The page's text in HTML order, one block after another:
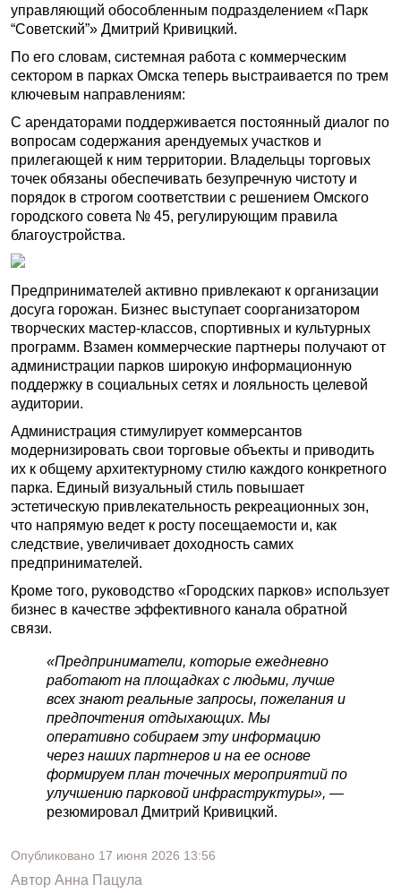
управляющий обособленным подразделением «Парк
“Советский”» Дмитрий Кривицкий.
По его словам, системная работа с коммерческим
сектором в парках Омска теперь выстраивается по трем
ключевым направлениям:
С арендаторами поддерживается постоянный диалог по
вопросам содержания арендуемых участков и
прилегающей к ним территории. Владельцы торговых
точек обязаны обеспечивать безупречную чистоту и
порядок в строгом соответствии с решением Омского
городского совета № 45, регулирующим правила
благоустройства.
Предпринимателей активно привлекают к организации
досуга горожан. Бизнес выступает соорганизатором
творческих мастер-классов, спортивных и культурных
программ. Взамен коммерческие партнеры получают от
администрации парков широкую информационную
поддержку в социальных сетях и лояльность целевой
аудитории.
Администрация стимулирует коммерсантов
модернизировать свои торговые объекты и приводить
их к общему архитектурному стилю каждого конкретного
парка. Единый визуальный стиль повышает
эстетическую привлекательность рекреационных зон,
что напрямую ведет к росту посещаемости и, как
следствие, увеличивает доходность самих
предпринимателей.
Кроме того, руководство «Городских парков» использует
бизнес в качестве эффективного канала обратной
связи.
«Предприниматели, которые ежедневно
работают на площадках с людьми, лучше
всех знают реальные запросы, пожелания и
предпочтения отдыхающих. Мы
оперативно собираем эту информацию
через наших партнеров и на ее основе
формируем план точечных мероприятий по
улучшению парковой инфраструктуры», —
резюмировал Дмитрий Кривицкий.
Опубликовано 17 июня 2026 13:56
Автор Анна Пацула